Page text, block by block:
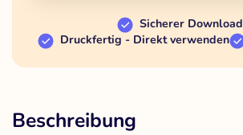
Sicherer Download
Druckfertig - Direkt verwenden
Beschreibung